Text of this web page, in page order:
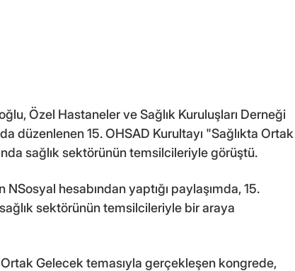
Özel Hastaneler ve Sağlık Kuruluşları Derneği
düzenlenen 15. OHSAD Kurultayı "Sağlıkta Ortak
sağlık sektörünün temsilcileriyle görüştü.
hesabından yaptığı paylaşımda, 15.
sektörünün temsilcileriyle bir araya
Gelecek temasıyla gerçekleşen kongrede,